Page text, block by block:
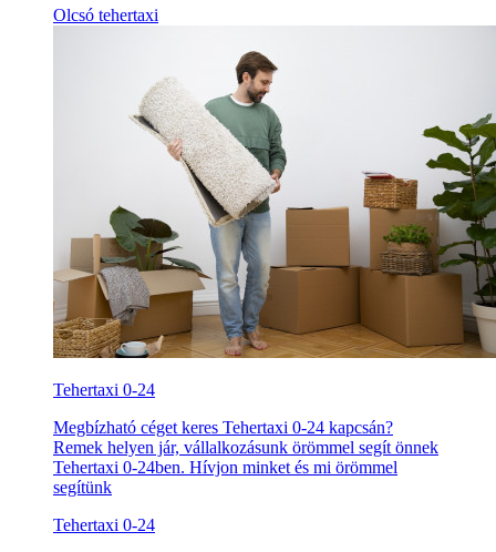
Olcsó tehertaxi
Tehertaxi 0-24
Megbízható céget keres Tehertaxi 0-24 kapcsán?
Remek helyen jár, vállalkozásunk örömmel segít önnek
Tehertaxi 0-24ben. Hívjon minket és mi örömmel
segítünk
Tehertaxi 0-24